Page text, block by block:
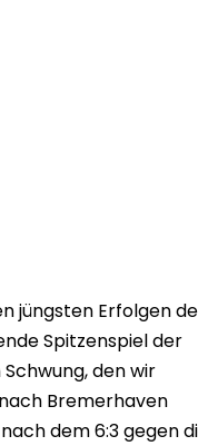
jüngsten Erfolgen
Spitzenspiel der
Schwung, den wir
Bremerhaven
dem 6:3 gegen